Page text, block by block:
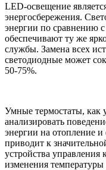
LED-освещение
энергосбережения.
энергии по сравнению
обеспечивают ту же
службы. Замена всех
светодиодные может
50-75%.
Умные термостаты, как
анализировать
энергии на отопление
приводит к
устройства управления
изменения температуры